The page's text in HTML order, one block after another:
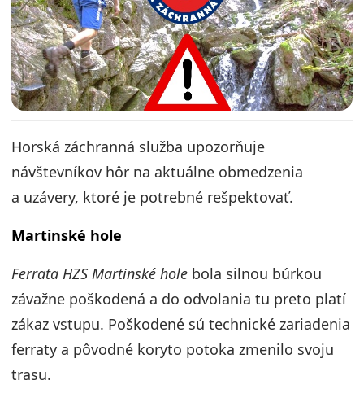
Horská záchranná služba upozorňuje
návštevníkov hôr na aktuálne obmedzenia
a uzávery, ktoré je potrebné rešpektovať.
Martinské hole
Ferrata HZS Martinské hole bola silnou búrkou
závažne poškodená a do odvolania tu preto platí
zákaz vstupu. Poškodené sú technické zariadenia
ferraty a pôvodné koryto potoka zmenilo svoju
trasu.